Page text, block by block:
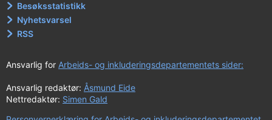
Besøksstatistikk
Nyhetsvarsel
RSS
Ansvarlig for Arbeids- og inkluderingsdepartementets sider:
Ansvarlig redaktør: Åsmund Eide
Nettredaktør: Simen Gald